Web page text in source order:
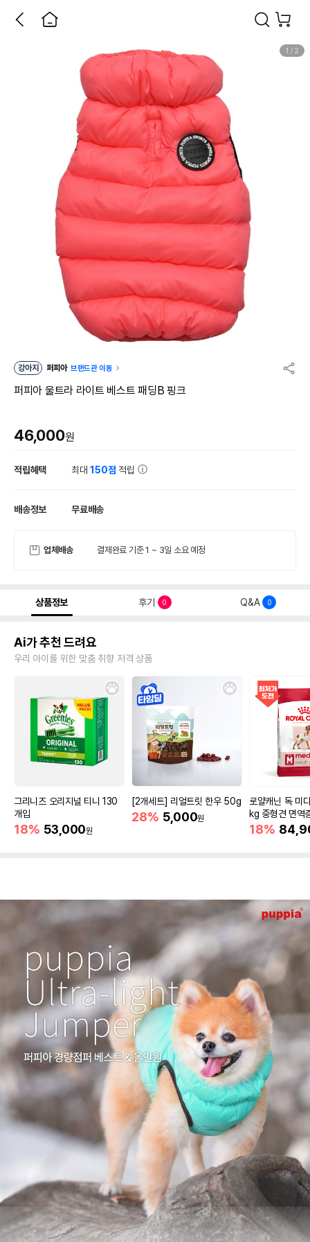
1 / 2
강아지 퍼피아 브랜드관 이동
퍼피아 울트라 라이트 베스트 패딩B 핑크
46,000원
적립혜택 최대150점 적립
배송정보 무료배송
업체배송 결제완료 기준 1 ~ 3일 소요 예정
상품정보 후기 0 Q&A 0
Ai가 추천 드려요
우리 아이를 위한 맞춤 취향 저격 상품
그리니즈 오리지널 티니 130
개입
18% 53,000원
[2개세트] 리얼트릿 한우 50g
28% 5,000원
로얄캐닌 독 미
kg 중형견 면역
18%